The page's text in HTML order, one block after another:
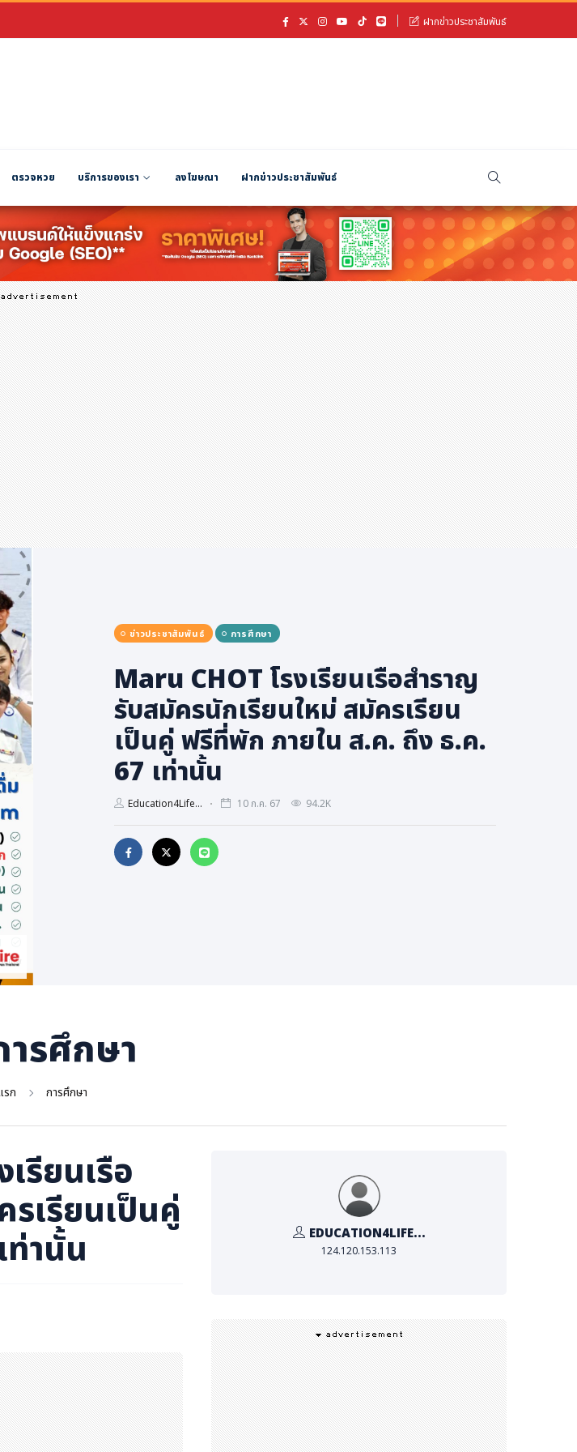
ฝากข่าวประชาสัมพันธ์
ตรวจหวย บริการของเรา ลงโฆษณา ฝากข่าวประชาสัมพันธ์
ข่าวประชาสัมพันธ์ การศึกษา
Maru CHOT โรงเรียนเรือสำราญ
รับสมัครนักเรียนใหม่ สมัครเรียน
เป็นคู่ ฟรีที่พัก ภายใน ส.ค. ถึง ธ.ค.
67 เท่านั้น
Education4Life... 10 ก.ค. 67 94.2K
ารศึกษา
รก การศึกษา
รียนเรือ
เรียนเป็นคู่
ท่านั้น
EDUCATION4LIFE...
124.120.153.113